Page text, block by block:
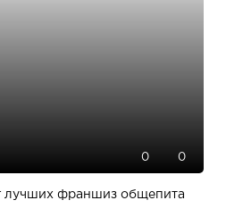
0 0
лучших франшиз общепита